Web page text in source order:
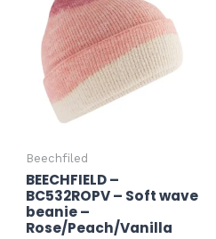
Beechfiled
BEECHFIELD –
BC532ROPV – Soft wave
beanie –
Rose/Peach/Vanilla